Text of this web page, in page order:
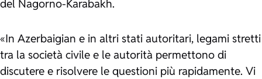
del Nagorno-Karabakh.
«In Azerbaigian e in altri stati autoritari, legami stretti
tra la società civile e le autorità permettono di
discutere e risolvere le questioni più rapidamente. Vi